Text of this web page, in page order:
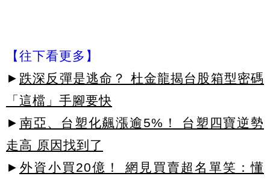
【往下看更多】
► 跌深反彈是逃命？ 杜金龍揭台股箱型密碼
「這檔」手腳要快
► 南亞、台塑化飆漲逾5%！ 台塑四寶逆勢
走高 原因找到了
► 外資小買20億！ 網見買賣超名單笑：懂